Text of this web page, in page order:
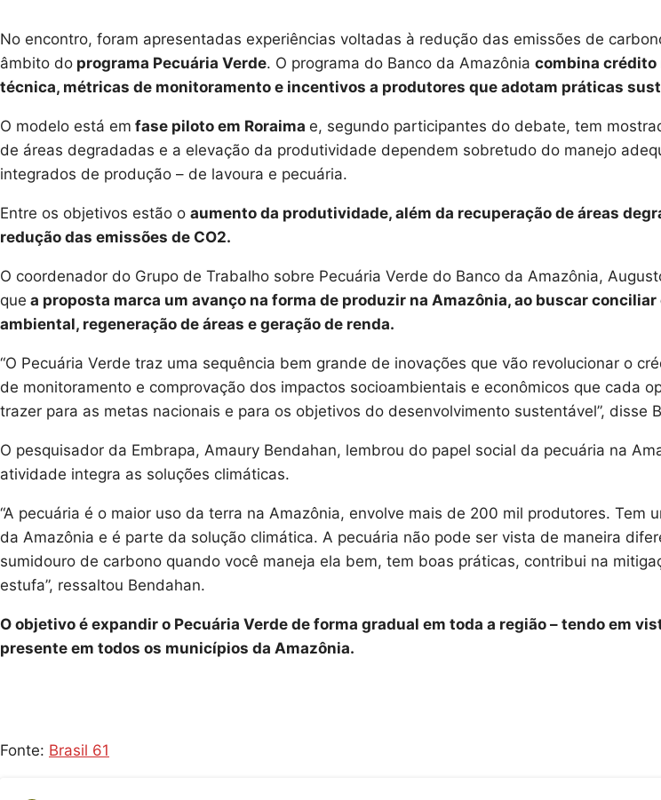
No encontro, foram apresentadas experiências voltadas à redução das emissões de
âmbito do programa Pecuária Verde. O programa do Banco da Amazônia combina
técnica, métricas de monitoramento e incentivos a produtores que adotam práticas
O modelo está em fase piloto em Roraima e, segundo participantes do debate, tem
de áreas degradadas e a elevação da produtividade dependem sobretudo do manejo
integrados de produção – de lavoura e pecuária.
Entre os objetivos estão o aumento da produtividade, além da recuperação de áreas
redução das emissões de CO2.
O coordenador do Grupo de Trabalho sobre Pecuária Verde do Banco da Amazônia,
que a proposta marca um avanço na forma de produzir na Amazônia, ao buscar
ambiental, regeneração de áreas e geração de renda.
“O Pecuária Verde traz uma sequência bem grande de inovações que vão revolucionar o
de monitoramento e comprovação dos impactos socioambientais e econômicos que cada
trazer para as metas nacionais e para os objetivos do desenvolvimento sustentável”, disse
O pesquisador da Embrapa, Amaury Bendahan, lembrou do papel social da pecuária na
atividade integra as soluções climáticas.
“A pecuária é o maior uso da terra na Amazônia, envolve mais de 200 mil produtores. Tem
da Amazônia e é parte da solução climática. A pecuária não pode ser vista de maneira
sumidouro de carbono quando você maneja ela bem, tem boas práticas, contribui na
estufa”, ressaltou Bendahan.
O objetivo é expandir o Pecuária Verde de forma gradual em toda a região – tendo em
presente em todos os municípios da Amazônia.
Fonte: Brasil 61